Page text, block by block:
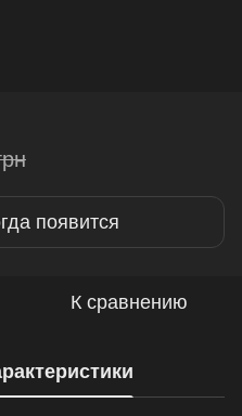
появится
К сравнению